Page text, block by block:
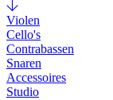
Violen
Cello's
Contrabassen
Snaren
Accessoires
Studio